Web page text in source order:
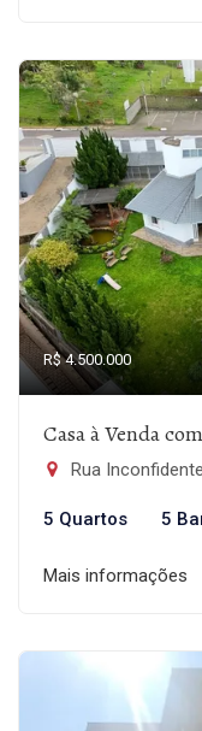
R$ 4.500.000
Casa à Venda
Rua
5 Quartos 5
Mais informações